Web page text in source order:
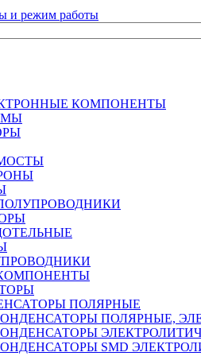
и режим работы
КОМПОНЕНТЫ
ПОЛЯРНЫЕ
ПОЛЯРНЫЕ,
SMD